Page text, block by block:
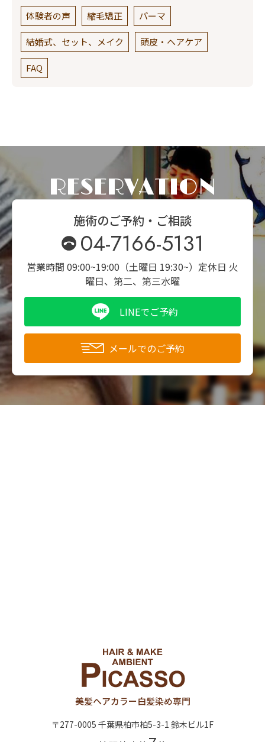
体験者の声 縮毛矯正 パーマ
結婚式、セット、メイク 頭皮・ヘアケア
FAQ
RESERVATION
施術のご予約・ご相談
04-7166-5131
営業時間 09:00~19:00（土曜日 19:30~） 定休日 火
曜日、第二、第三水曜
LINEでご予約
メールでのご予約
美髪ヘアカラー白髪染め専門
〒277-0005 千葉県柏市柏5-3-1 鈴木ビル1F